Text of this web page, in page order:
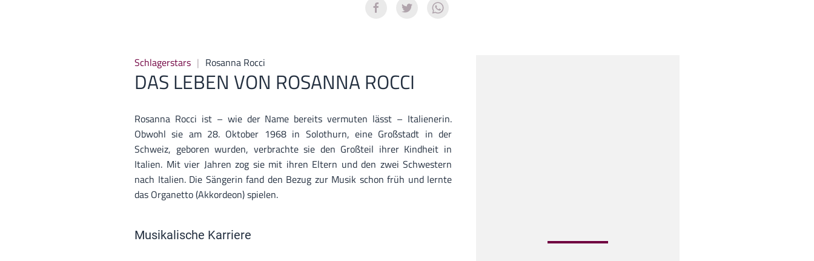
Schlagerstars Rosanna Rocci
DAS LEBEN VON ROSANNA ROCCI
Rosanna Rocci ist – wie der Name bereits vermuten lässt – Italienerin.
Obwohl sie am 28. Oktober 1968 in Solothurn, eine Großstadt in der
Schweiz, geboren wurden, verbrachte sie den Großteil ihrer Kindheit in
Italien. Mit vier Jahren zog sie mit ihren Eltern und den zwei Schwestern
nach Italien. Die Sängerin fand den Bezug zur Musik schon früh und lernte
das Organetto (Akkordeon) spielen.
Musikalische Karriere